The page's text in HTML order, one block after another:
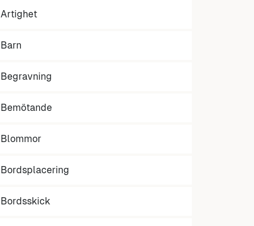
Artighet
Barn
Begravning
Bemötande
Blommor
Bordsplacering
Bordsskick